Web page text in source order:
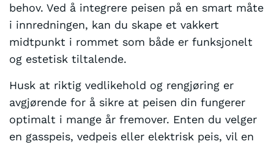
behov. Ved å integrere peisen på en smart måte
i innredningen, kan du skape et vakkert
midtpunkt i rommet som både er funksjonelt
og estetisk tiltalende.
Husk at riktig vedlikehold og rengjøring er
avgjørende for å sikre at peisen din fungerer
optimalt i mange år fremover. Enten du velger
en gasspeis, vedpeis eller elektrisk peis, vil en